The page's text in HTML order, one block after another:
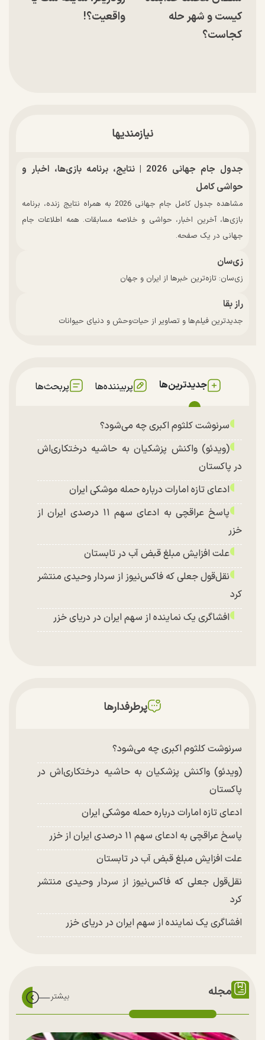
کیست و شهر حله
کجاست؟
واقعیت؟!
نیازمندیها
جدول جام جهانی 2026 | نتایج، برنامه بازی‌ها، اخبار و
حواشی کامل
مشاهده جدول کامل جام جهانی 2026 به همراه نتایج زنده، برنامه
بازی‌ها، آخرین اخبار، حواشی و خلاصه مسابقات. همه اطلاعات جام
جهانی در یک صفحه.
زی‌سان
زی‌سان: تازه‌ترین خبرها از ایران و جهان
راز بقا
جدیدترین فیلم‌ها و تصاویر از حیات‌وحش و دنیای حیوانات
جدیدترین‌ها پربیننده‌ها پربحث‌ها
سرنوشت کلثوم اکبری چه می‌شود؟
(ویدئو) واکنش پزشکیان به حاشیه درختکاری‌اش
در پاکستان
ادعای تازه امارات درباره حمله موشکی ایران
پاسخ عراقچی به ادعای سهم ۱۱ درصدی ایران از
خزر
علت افزایش مبلغ قبض آب در تابستان
نقل‌قول جعلی که فاکس‌نیوز از سردار وحیدی منتشر
کرد
افشاگری یک نماینده از سهم ایران در دریای خزر
پرطرفدارها
سرنوشت کلثوم اکبری چه می‌شود؟
(ویدئو) واکنش پزشکیان به حاشیه درختکاری‌اش در
پاکستان
ادعای تازه امارات درباره حمله موشکی ایران
پاسخ عراقچی به ادعای سهم ۱۱ درصدی ایران از خزر
علت افزایش مبلغ قبض آب در تابستان
نقل‌قول جعلی که فاکس‌نیوز از سردار وحیدی منتشر
کرد
افشاگری یک نماینده از سهم ایران در دریای خزر
مجله